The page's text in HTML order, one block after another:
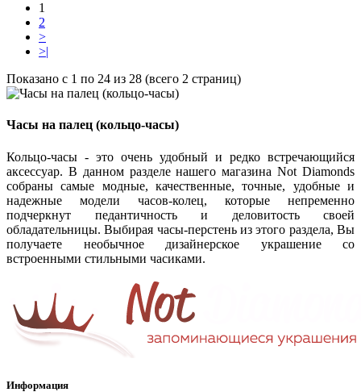
1
2
>
>|
Показано с 1 по 24 из 28 (всего 2 страниц)
Часы на палец (кольцо-часы)
Кольцо-часы - это очень удобный и редко встречающийся
аксессуар. В данном разделе нашего магазина Not Diamonds
собраны самые модные, качественные, точные, удобные и
надежные модели часов-колец, которые непременно
подчеркнут педантичность и деловитость своей
обладательницы. Выбирая часы-перстень из этого раздела, Вы
получаете необычное дизайнерское украшение со
встроенными стильными часиками.
Информация